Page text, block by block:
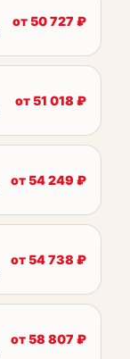
от50 727 ₽
от51 018 ₽
от54 249 ₽
от54 738 ₽
от58 807 ₽